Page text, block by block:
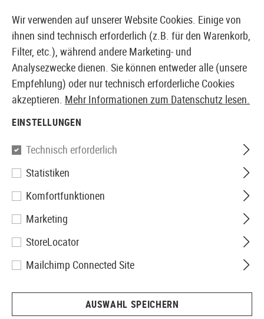
EUROPÄISCHER AIRSOFT SHOP & GROßHÄNDLER
Source
Tube Brush
Wir verwenden auf unserer Website Cookies. Einige von
ihnen sind technisch erforderlich (z.B. für den Warenkorb,
Filter, etc.), während andere Marketing- und
Analysezwecke dienen. Sie können entweder alle (unsere
Empfehlung) oder nur technisch erforderliche Cookies
akzeptieren. Mehr Informationen zum Datenschutz lesen.
EINSTELLUNGEN
Technisch erforderlich
Statistiken
Komfortfunktionen
Marketing
StoreLocator
Mailchimp Connected Site
AUSWAHL SPEICHERN